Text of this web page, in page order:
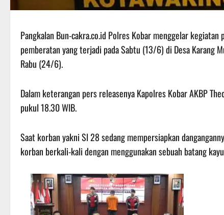
Pangkalan Bun-cakra.co.id Polres Kobar menggelar kegiatan
pemberatan yang terjadi pada Sabtu (13/6) di Desa Karang
Rabu (24/6).
Dalam keterangan pers releasenya Kapolres Kobar AKBP
pukul 18.30 WlB.
Saat korban yakni Sl 28 sedang mempersiapkan
korban berkali-kali dengan menggunakan sebuah batang